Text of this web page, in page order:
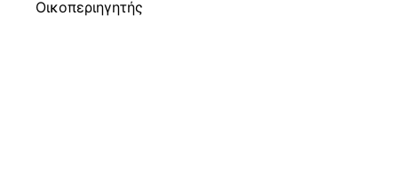
Οικοπεριηγητής